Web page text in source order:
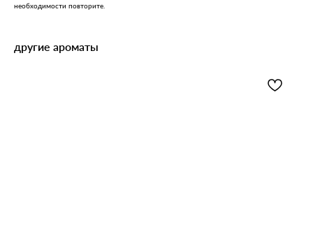
необходимости повторите.
другие ароматы